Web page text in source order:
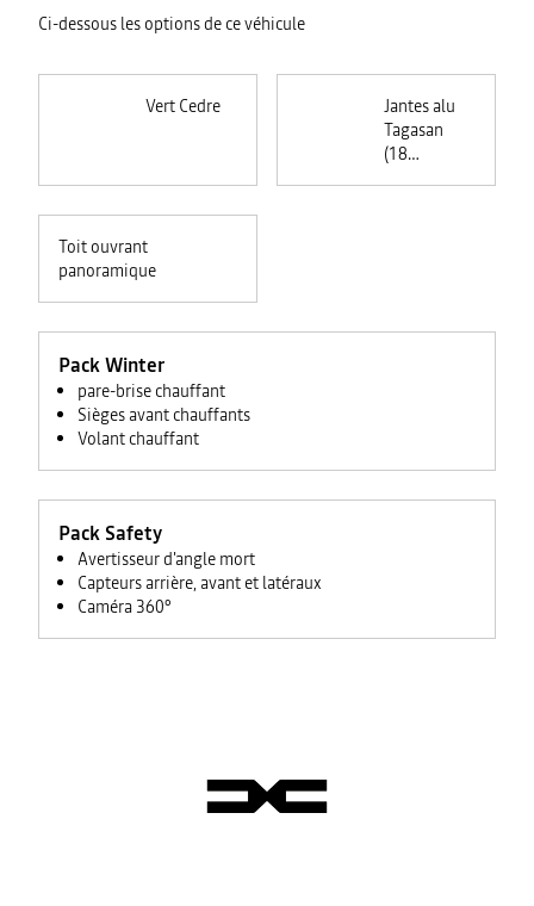
Ci-dessous les options de ce véhicule
Vert Cedre
Jantes alu
Tagasan
(18
Toit ouvrant
panoramique
Pack Winter
pare-brise chauffant
Sièges avant chauffants
Volant chauffant
Pack Safety
Avertisseur d'angle mort
Capteurs arrière, avant et latéraux
Caméra 360°